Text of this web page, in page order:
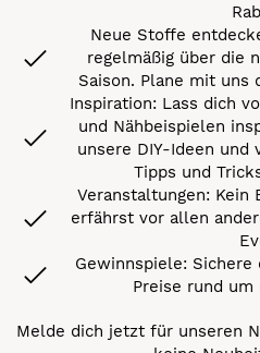
Neue Stoffe
regelmäßig über die
Saison. Plane mit uns
Inspiration: Lass dich
und Nähbeispielen
unsere DIY-Ideen
Tipps und
Veranstaltungen: Kein
erfährst vor allen
Gewinnspiele:
Preise rund um
Melde dich jetzt für unseren